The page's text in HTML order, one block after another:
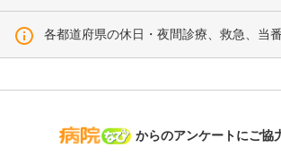
各都道府県の休日・夜間診療、救急、当
病院なび
からのアンケートにご協